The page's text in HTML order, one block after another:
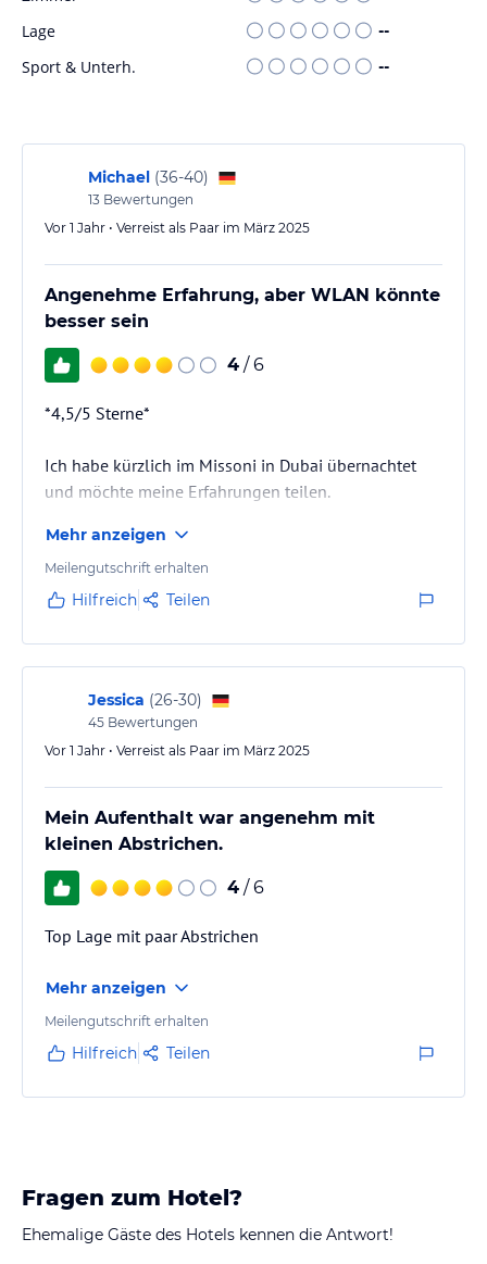
Lage --
Sport & Unterh. --
Michael (36-40)
13 Bewertungen
Vor 1 Jahr • Verreist als Paar im März 2025
Angenehme Erfahrung, aber WLAN könnte
besser sein
4 / 6
*4,5/5 Sterne*
Ich habe kürzlich im Missoni in Dubai übernachtet
und möchte meine Erfahrungen teilen.
*Die Positiven Seiten:*
- Das Personal war sehr freundlich und hilfsbereit. Wir
beantwortet.
- Das Zimmer war sauber und komfortabel. Die Betten
waren bequem und das Bad war modern eingerichtet.
- Das Frühstück war ausgezeichnet. Es gab eine große
Auswahl an frischen Früchten, Brötchen, Käse und
Mehr anzeigen
Meilengutschrift erhalten
Hilfreich Teilen
Jessica (26-30)
45 Bewertungen
Vor 1 Jahr • Verreist als Paar im März 2025
Mein Aufenthalt war angenehm mit
kleinen Abstrichen.
4 / 6
Top Lage mit paar Abstrichen
Mehr anzeigen
Meilengutschrift erhalten
Hilfreich Teilen
Fragen zum Hotel?
Ehemalige Gäste des Hotels kennen die Antwort!